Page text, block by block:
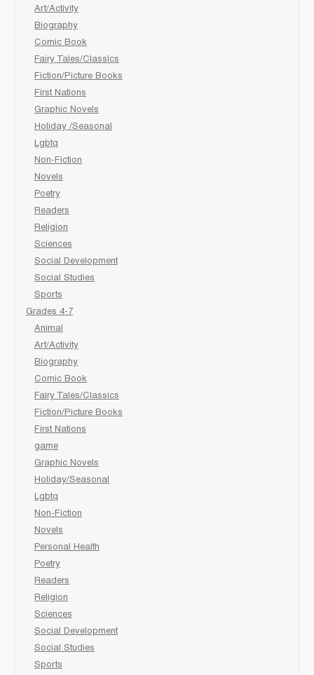
Art/Activity
Biography
Comic Book
Fairy Tales/Classics
Fiction/Picture Books
First Nations
Graphic Novels
Holiday /Seasonal
Lgbtq
Non-Fiction
Novels
Poetry
Readers
Religion
Sciences
Social Development
Social Studies
Sports
Grades 4-7
Animal
Art/Activity
Biography
Comic Book
Fairy Tales/Classics
Fiction/Picture Books
First Nations
game
Graphic Novels
Holiday/Seasonal
Lgbtq
Non-Fiction
Novels
Personal Health
Poetry
Readers
Religion
Sciences
Social Development
Social Studies
Sports